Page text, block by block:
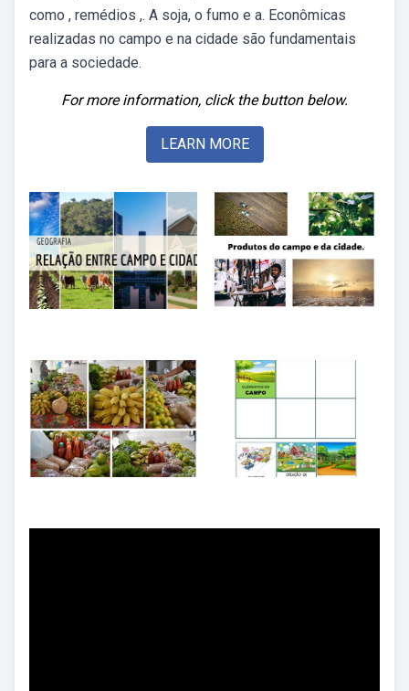
como , remédios ,. A soja, o fumo e a. Econômicas
realizadas no campo e na cidade são fundamentais
para a sociedade.
For more information, click the button below.
LEARN MORE